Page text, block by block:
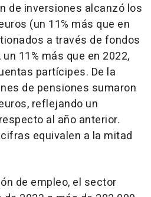
de inversiones alcanzó los
(un 11% más que en
a través de fondos
11% más que en 2022,
partícipes. De la
de pensiones sumaron
reflejando un
al año anterior.
equivalen a la mitad
de empleo, el sector